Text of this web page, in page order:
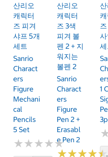
산리오
캐릭터
즈 피겨
샤프 5개
세트
Sanrio
Charact
Ers
Figure
Mechani
Cal
Pencils
5 Set
★★★★★
★★★★★
산리오
캐릭터
즈 3색
피겨 볼
펜 2 + 지
워지는
볼펜 2
Sanrio
Charact
Ers
Figure
Pen 2 +
Erasabl
E Pen 2
★★★★★
★★★★★
즈
1